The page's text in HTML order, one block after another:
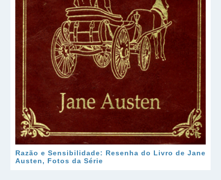
Razão e Sensibilidade: Resenha do Livro de Jane
Austen, Fotos da Série